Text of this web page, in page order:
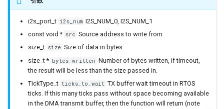
IPAddress
MD5Builder
MDNSResponder
i2s_port_t i2s_num I2S_NUM_0, I2S_NUM_1
const void * src Source address to write from
size_t size Size of data in bytes
size_t * bytes_written Number of bytes written, if timeout,
the result will be less than the size passed in.
TickType_t ticks_to_wait TX buffer wait timeout in RTOS
ticks. If this many ticks pass without space becoming available
in the DMA transmit buffer, then the function will return (note